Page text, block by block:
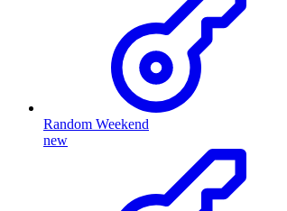
Random Weekend
new